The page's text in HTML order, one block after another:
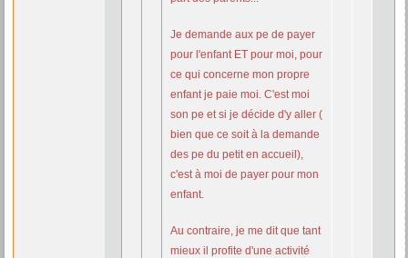
Je demande aux pe de payer
pour l'enfant ET pour moi, pour
ce qui concerne mon propre
enfant je paie moi. C'est moi
son pe et si je décide d'y aller (
bien que ce soit à la demande
des pe du petit en accueil),
c'est à moi de payer pour mon
enfant.
Au contraire, je me dit que tant
mieux il profite d'une activité